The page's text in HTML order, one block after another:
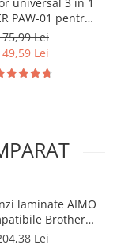
PAW-01 pentru
dezizolare si
conductori
electrici
Lei
Lei
laminate AIMO
Brother
12 mm text negru
Lei